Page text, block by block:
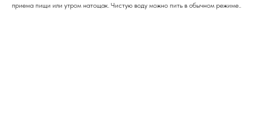
приема пищи или утром натощак. Чистую воду можно пить в обычном режиме..